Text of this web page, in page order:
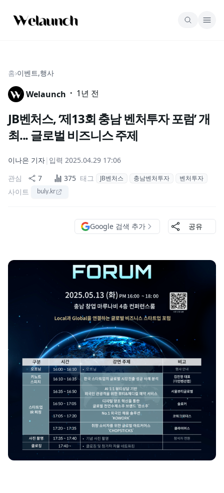
홈›이벤트,행사
Welaunch · 1년 전
JB벤처스, ‘제13회 충남 벤처투자 포럼’ 개
최... 글로벌 비즈니스 주제
이나은 기자| 입력 2025.04.29 17:06
관심
7 375 태그 JB벤처스 충남벤처투자 벤처투자
사이트 buly.kr
Google 검색 추가 공유